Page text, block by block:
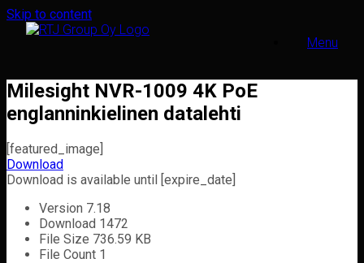
Skip to content
Menu
Milesight NVR-1009 4K PoE
englanninkielinen datalehti
[featured_image]
Download
Download is available until [expire_date]
Version 7.18
Download 1472
File Size 736.59 KB
File Count 1